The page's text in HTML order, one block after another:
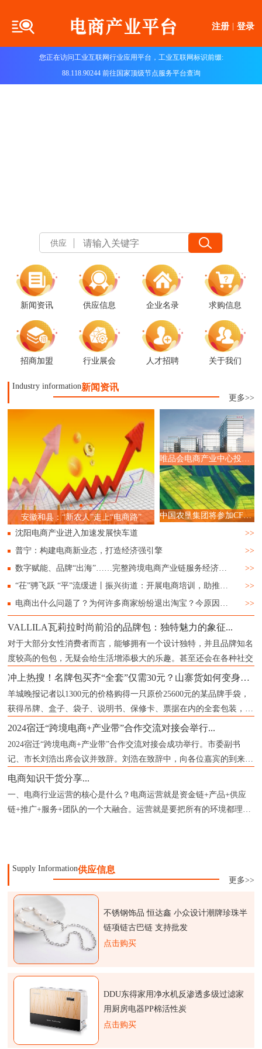
注册 登录
您正在访问工业互联网行业应用平台，工业互联网标识前缀:
88.118.90244 前往国家顶级节点服务平台查询
供应
新闻资讯 供应信息 企业名录 求购信息
招商加盟 行业展会 人才招聘 关于我们
Industry information新闻资讯
更多>>
安徽和县：“新农人”走上“电商路”
全国首届517预制菜节暨电
动仪式在梁平举行
唯品会电商产业中心投入运营,赋能广州直播电商产业升级
中国农垦集团将参加CFEC 2024食品直播电商选品大会
沈阳电商产业进入加速发展快车道
>>
普宁：构建电商新业态，打造经济强引擎
>>
数字赋能、品牌“出海”……完整跨境电商产业链服务经济“新”发展
>>
“茌”骋飞跃 “平”流缓进丨振兴街道：开展电商培训，助推城镇经济
>>
电商出什么问题了？为何许多商家纷纷退出淘宝？今原因已被确认
>>
VALLILA瓦莉拉时尚前沿的品牌包：独特魅力的象征...
对于大部分女性消费者而言，能够拥有一个设计独特，并且品牌知名
度较高的包包，无疑会给生活增添极大的乐趣。甚至还会在各种社交
冲上热搜！名牌包买齐“全套”仅需30元？山寨货如何变身成“正品”？记者揭秘...
羊城晚报记者以1300元的价格购得一只原价25600元的某品牌手袋，
获得吊牌、盒子、袋子、说明书、保修卡、票据在内的全套包装，票
据上
2024宿迁“跨境电商+产业带”合作交流对接会举行...
2024宿迁“跨境电商+产业带”合作交流对接会成功举行。市委副书
记、市长刘浩出席会议并致辞。刘浩在致辞中，向各位嘉宾的到来表
示
电商知识干货分享...
一、电商行业运营的核心是什么？电商运营就是资金链+产品+供应
链+推广+服务+团队的一个大融合。运营就是要把所有的环境都理
Supply Information供应信息
更多>>
不锈钢饰品 恒达鑫 小众设计潮牌珍珠半
链项链古巴链 支持批发
点击购买
DDU东得家用净水机反渗透多级过滤家
用厨房电器PP棉活性炭
点击购买